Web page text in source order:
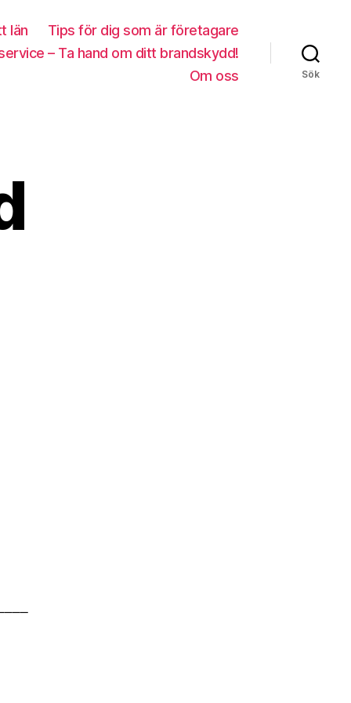
län
Tips för dig som är företagare
– Ta hand om ditt brandskydd!
Om oss
Sök